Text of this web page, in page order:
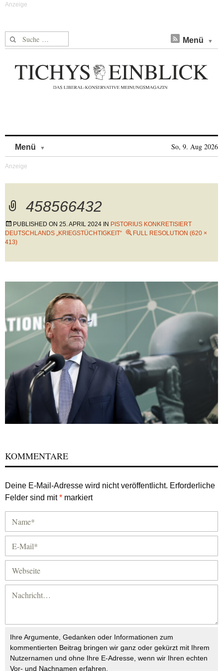
Suche nach: Menü
Menü So, 9. Aug 2026
458566432
PUBLISHED ON 25. APRIL 2024 IN PISTORIUS KONKRETISIERT
DEUTSCHLANDS „KRIEGSTÜCHTIGKEIT“
FULL RESOLUTION (620 ×
413)
KOMMENTARE
Deine E-Mail-Adresse wird nicht veröffentlicht. Erforderliche
Felder sind mit* markiert
Ihre Argumente, Gedanken oder Informationen zum
kommentierten Beitrag bringen wir ganz oder gekürzt mit Ihrem
Nutzernamen und ohne Ihre E-Adresse, wenn wir Ihren echten
Vor- und Nachnamen erfahren.